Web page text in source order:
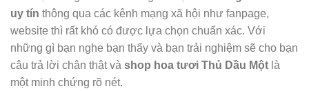
uy tín thông qua các kênh mạng xã hội như fanpage,
website thì rất khó có được lựa chọn chuẩn xác. Với
những gì bạn nghe bạn thấy và bạn trải nghiệm sẽ cho bạn
câu trả lời chân thật và shop hoa tươi Thủ Dầu Một là
một minh chứng rõ nét.